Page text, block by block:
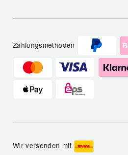
Zahlungsmethoden
Wir versenden mit